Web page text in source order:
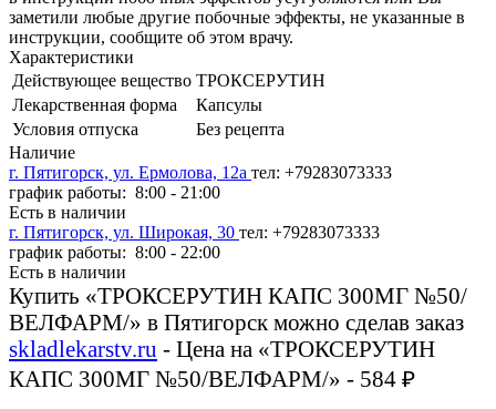
заметили любые другие побочные эффекты, не указанные в
инструкции, сообщите об этом врачу.
Характеристики
Действующее вещество ТРОКСЕРУТИН
Лекарственная форма
Капсулы
Условия отпуска
Без рецепта
Наличие
г. Пятигорск, ул. Ермолова, 12а тел: +79283073333
график работы: 8:00 - 21:00
Есть в наличии
г. Пятигорск, ул. Широкая, 30 тел: +79283073333
график работы: 8:00 - 22:00
Есть в наличии
Купить «ТРОКСЕРУТИН КАПС 300МГ №50/
ВЕЛФАРМ/» в Пятигорск можно сделав заказ
skladlekarstv.ru - Цена на «ТРОКСЕРУТИН
КАПС 300МГ №50/ВЕЛФАРМ/» - 584 ₽